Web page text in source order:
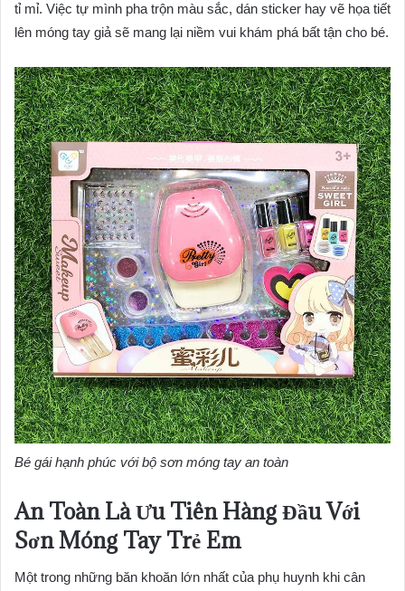
tỉ mỉ. Việc tự mình pha trộn màu sắc, dán sticker hay vẽ họa tiết
lên móng tay giả sẽ mang lại niềm vui khám phá bất tận cho bé.
Bé gái hạnh phúc với bộ sơn móng tay an toàn
An Toàn Là Ưu Tiên Hàng Đầu Với
Sơn Móng Tay Trẻ Em
Một trong những băn khoăn lớn nhất của phụ huynh khi cân